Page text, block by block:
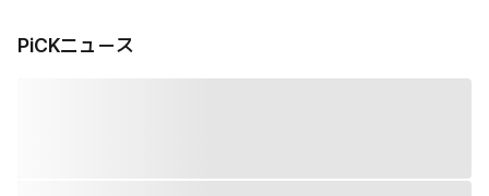
PiCKニュース